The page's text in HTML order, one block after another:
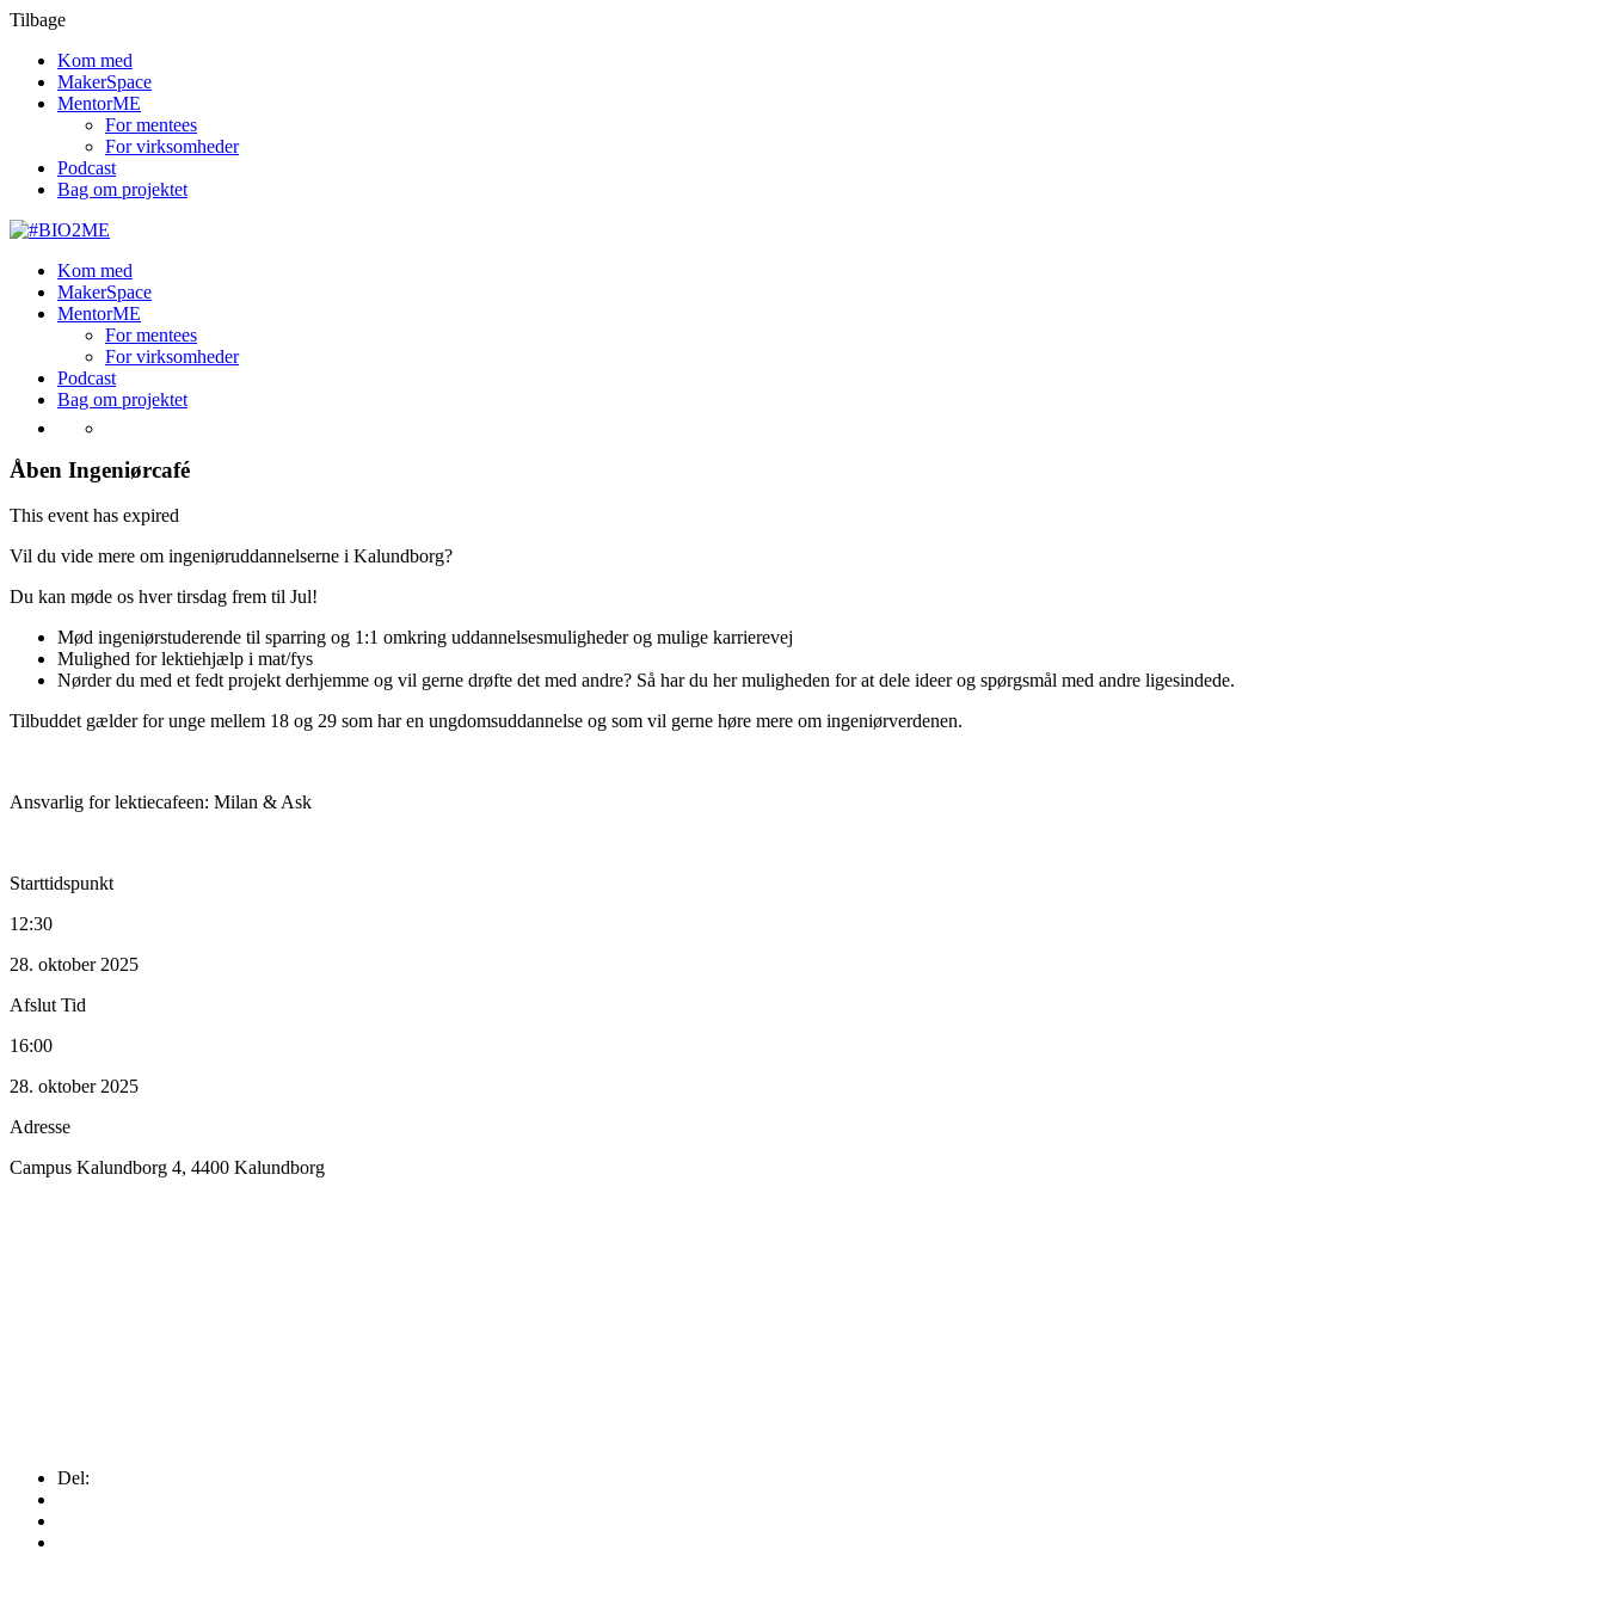
Tilbage
Kom med
MakerSpace
MentorME
For mentees
For virksomheder
Podcast
Bag om projektet
Kom med
MakerSpace
MentorME
For mentees
For virksomheder
Podcast
Bag om projektet
Åben Ingeniørcafé
This event has expired
Vil du vide mere om ingeniøruddannelserne i Kalundborg?
Du kan møde os hver tirsdag frem til Jul!
Mød ingeniørstuderende til sparring og 1:1 omkring uddannelsesmuligheder og mulige karrierevej
Mulighed for lektiehjælp i mat/fys
Nørder du med et fedt projekt derhjemme og vil gerne drøfte det med andre? Så har du her muligheden for at dele ideer og spørgsmål med andre ligesindede.
Tilbuddet gælder for unge mellem 18 og 29 som har en ungdomsuddannelse og som vil gerne høre mere om ingeniørverdenen.
Ansvarlig for lektiecafeen: Milan & Ask
Starttidspunkt
12:30
28. oktober 2025
Afslut Tid
16:00
28. oktober 2025
Adresse
Campus Kalundborg 4, 4400 Kalundborg
Del: